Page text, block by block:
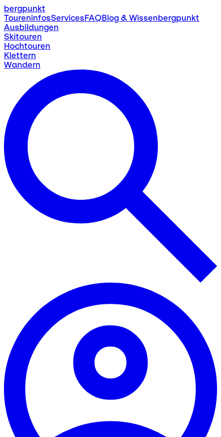
bergpunkt
ToureninfosServicesFAQBlog & Wissenbergpunkt
Ausbildungen
Skitouren
Hochtouren
Klettern
Wandern